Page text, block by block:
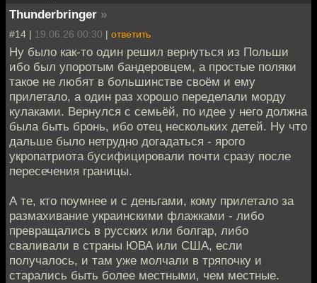
Thunderbringer »
#14 | 19.06.26 00:30 | ответить
Ну было как-то один решил вернуться из Польши
ибо был упоротым бандеровцем, а простые поляки
такое не любят в большинстве своём и ему
прилетало, а один раз хорошо переделали морду
кулаками. Вернулся с семьёй, по идее у него должна
была быть бронь, ибо отец нескольких детей. Ну что
дальше было нетрудно догадаться - ярого
укропатриота бусифицировали почти сразу после
пересечения границы.
А те, кто поумнее и с деньгами, кому прилетало за
размахивание украинскими флажками - либо
превращались в русских или болгар, либо
сваливали в страны ЮВА или США, если
получалось, и там уже молчали в тряпочку и
старались быть более местными, чем местные.